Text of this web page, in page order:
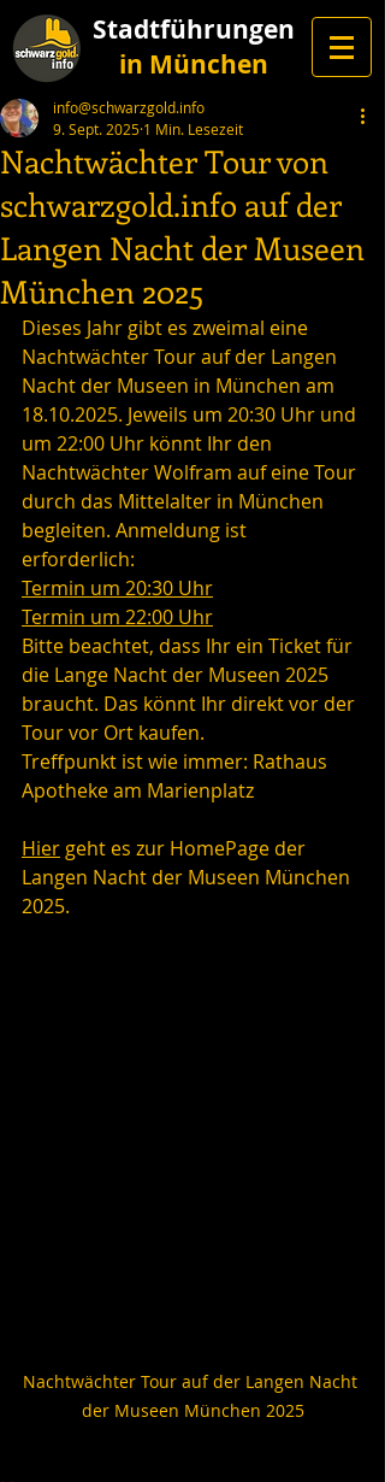
Stadtführungen
in München
Nachtwächter Tour von
schwarzgold.info auf der
Langen Nacht der Museen
München 2025
info@schwarzgold.info
9. Sept. 2025 1 Min. Lesezeit
Dieses Jahr gibt es zweimal eine
Nachtwächter Tour auf der Langen
Nacht der Museen in München am
18.10.2025. Jeweils um 20:30 Uhr und
um 22:00 Uhr könnt Ihr den
Nachtwächter Wolfram auf eine Tour
durch das Mittelalter in München
begleiten. Anmeldung ist
erforderlich:
Termin um 20:30 Uhr
Termin um 22:00 Uhr
Bitte beachtet, dass Ihr ein Ticket für
die Lange Nacht der Museen 2025
braucht. Das könnt Ihr direkt vor der
Tour vor Ort kaufen.
Treffpunkt ist wie immer: Rathaus
Apotheke am Marienplatz
Hier geht es zur HomePage der
Langen Nacht der Museen München
2025.
Nachtwächter Tour auf der Langen Nacht
der Museen München 2025